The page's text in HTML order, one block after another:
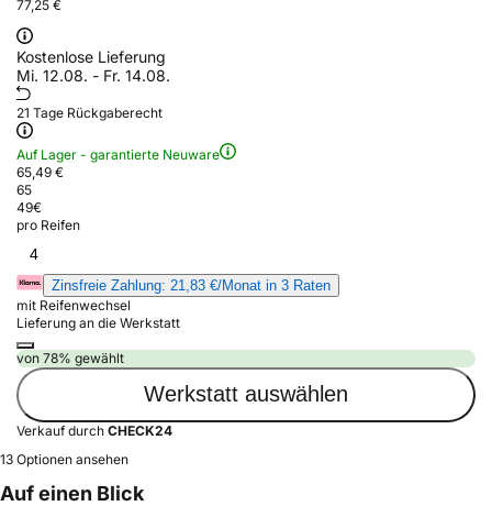
77,25 €
Kostenlose Lieferung
Mi. 12.08. - Fr. 14.08.
21 Tage Rückgaberecht
Auf Lager - garantierte Neuware
65,49 €
65
49€
pro Reifen
4
Zinsfreie Zahlung: 21,83 €/Monat in 3 Raten
mit Reifenwechsel
Lieferung an die Werkstatt
von 78% gewählt
Werkstatt auswählen
Verkauf durch CHECK24
13 Optionen ansehen
Auf einen Blick